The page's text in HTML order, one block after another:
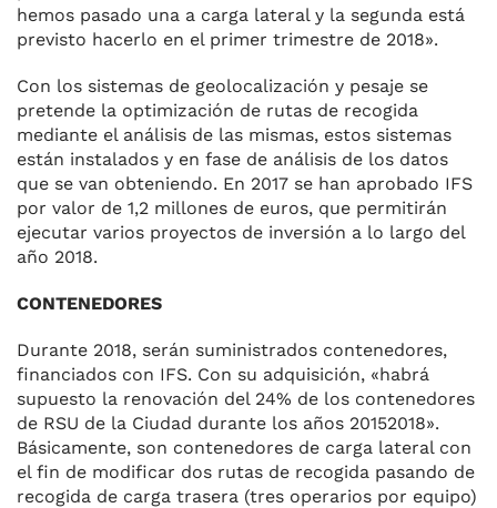
he­mos pasado una a carga lateral y la segunda está
previsto hacerlo en el primer trimestre de 2018».
Con los sistemas de geolocalización y pesaje se
pretende la op­timización de rutas de recogida
mediante el análisis de las mismas, estos sistemas
están instala­dos y en fase de análisis de los da­tos
que se van obteniendo. En 2017 se han aprobado IFS
por valor de 1,2 millones de euros, que permitirán
ejecutar varios proyectos de inversión a lo largo del
año 2018.
CONTENEDORES
Durante 2018, serán suministra­dos contenedores,
financiados con IFS. Con su adquisición, «habrá
supuesto la renovación del 24% de los contenedores
de RSU de la Ciudad durante los años 2015­2018».
Básicamente, son contenedores de carga lateral con
el fin de modificar dos rutas de recogida pasando de
recogida de carga tra­sera (tres operarios por equipo)